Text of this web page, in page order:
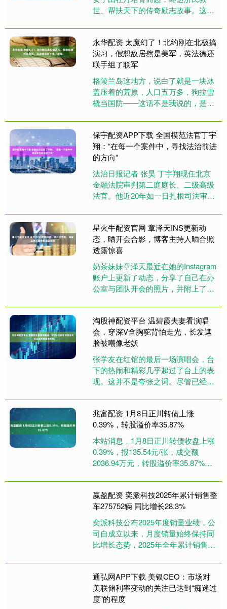
世、帮扶天下的传奇励志故事。这部
的成长线很励志。画面精美，牡丹
花....
永华配资 太魔幻了！北约刚在北极搞
演习，假想敌居然是美军，英法德还
联手组了联军
格陵兰岛这地方，说白了就是一块冰
盖压着的荒原，人口五万多，狗拉雪
橇当国防——这话不是我说的，是美
11日，他在面对记者提问时....
保宇配资APP下载 全国模范法官丁宇
翔：“在每一个案件中，寻找法治前进
的方向”
法治日报记者 张昊 丁宇翔现任北京
金融法院审判第二庭庭长、二级高级
法官。他近20年如一日扎根司法审判
获得全国先进工作者、全国....
星火牛配资官网 章泽天INS更新动
态，晒开会合影，博客主持人晒合照
透露惊喜
奶茶妹妹章泽天最近在她的Instagram
账户上更新了动态，分享了自己在办
公室与团队开会的照片，并附上了
在照片中....
淘股神配资平台 温碧霞夫妻看演唱
会，穿深V含胸驼背怕走光，长发遮
脸被嘲像老妖
张学友在红馆的最后一场演唱会，台
下的热闹和精彩几乎超过了台上的表
现。这并不是夸张之词。尽管已经64
连唱带跳整整三小时，丝毫没有喘....
兆富配资 1月8日正川转债上涨
0.39%，转股溢价率35.87%
本站消息，1月8日正川转债收盘上涨
0.39%，报135.54元/张，成交额
2036.94万元，转股溢价率35.87%。
为“A+”，债....
赢盈配资 奕派科技2025年累计销售整
车275752辆 同比增长28.3%
奕派科技公布2025年度销量业绩，公
司自成立以来，月度销量始终保持同
比增长态势，2025年全年累计销售整
通弘网APP下载 美银CEO：市场对
美联储利率变动的关注已达到“痴迷过
度”的程度